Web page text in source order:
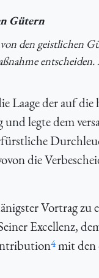
Gütern
den geistlichen
entscheiden.
Laage der auf die
legte dem
die
Vortrag zu
Excellenz,
4mit den